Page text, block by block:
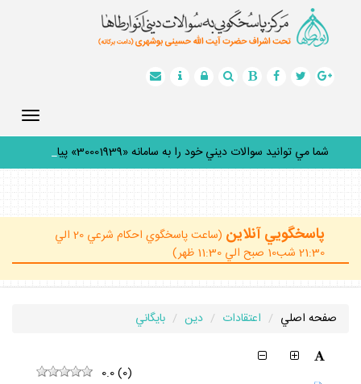
شما مي توانيد سوالات ديني خود را به سامانه «30001939» پيامك
پاسخگويي آنلاين
(ساعت پاسخگوي احكام شرعي 20 الي
21:30 شب10 صبح الي 11:30 ظهر)
صفحه اصلي اعتقادات دين بايگاني
0.0(0)